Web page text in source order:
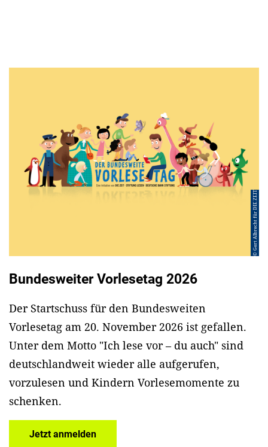
Bundesweiter Vorlesetag 2026
Der Startschuss für den Bundesweiten
Vorlesetag am 20. November 2026 ist gefallen.
Unter dem Motto "Ich lese vor – du auch" sind
deutschlandweit wieder alle aufgerufen,
vorzulesen und Kindern Vorlesemomente zu
schenken.
Jetzt anmelden
© Gert Albrecht für DIE ZEIT